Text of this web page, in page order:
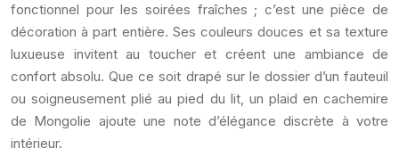
fonctionnel pour les soirées fraîches ; c’est une pièce de
décoration à part entière. Ses couleurs douces et sa texture
luxueuse invitent au toucher et créent une ambiance de
confort absolu. Que ce soit drapé sur le dossier d’un fauteuil
ou soigneusement plié au pied du lit, un plaid en cachemire
de Mongolie ajoute une note d’élégance discrète à votre
intérieur.